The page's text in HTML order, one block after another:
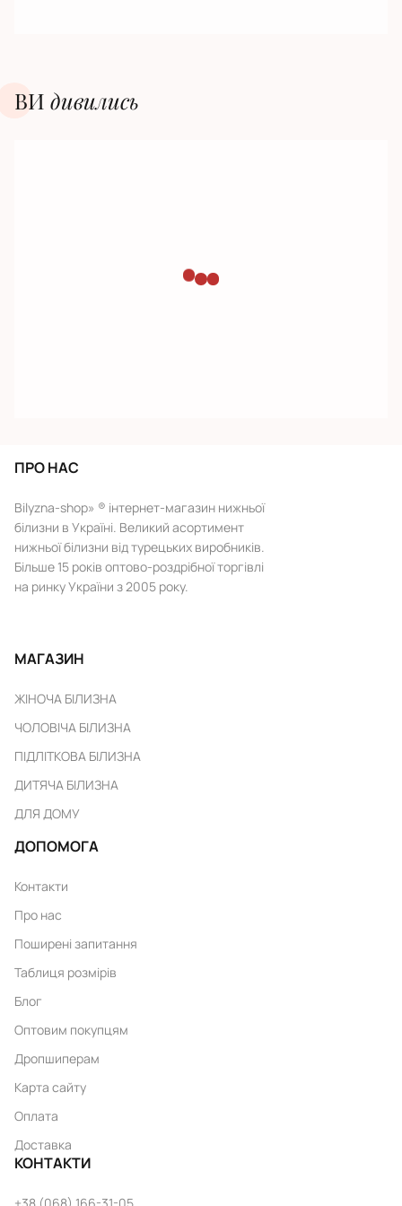
ВИ дивилиcь
ПРО НАС
Bilyzna-shop» ® інтернет-магазин нижньої
білизни в Україні. Великий асортимент
нижньої білизни від турецьких виробників.
Більше 15 років оптово-роздрібної торгівлі
на ринку України з 2005 року.
МАГАЗИН
ЖІНОЧА БІЛИЗНА
ЧОЛОВІЧА БІЛИЗНА
ПІДЛІТКОВА БІЛИЗНА
ДИТЯЧА БІЛИЗНА
ДЛЯ ДОМУ
ДОПОМОГА
Контакти
Про нас
Поширені запитання
Таблиця розмірів
Блог
Оптовим покупцям
Дропшиперам
Карта сайту
Оплата
Доставка
КОНТАКТИ